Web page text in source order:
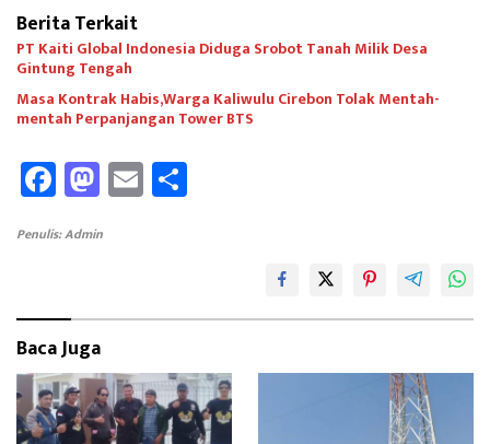
Berita Terkait
PT Kaiti Global Indonesia Diduga Srobot Tanah Milik Desa
Gintung Tengah
Masa Kontrak Habis,Warga Kaliwulu Cirebon Tolak Mentah-
mentah Perpanjangan Tower BTS
Fa
ce
b
k
M
as
to
o
n
E
m
Penulis: Admin
Baca Juga